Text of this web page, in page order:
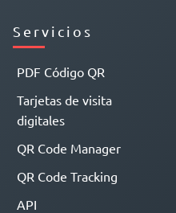
Servicios
PDF Código QR
Tarjetas de visita
digitales
QR Code Manager
QR Code Tracking
API